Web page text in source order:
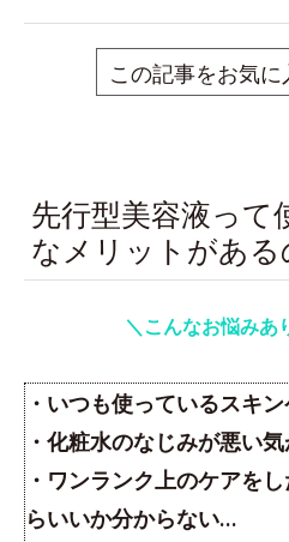
この記事をお気
先行型美容液って
なメリットがある
＼こんなお悩みあ
・いつも使っているスキ
・化粧水のなじみが悪い
・ワンランク上のケアを
らいいか分からない…